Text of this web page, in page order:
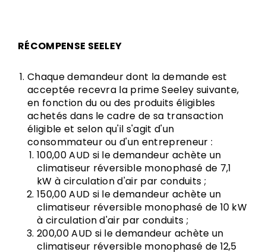
RÉCOMPENSE SEELEY
Chaque demandeur dont la demande est
acceptée recevra la prime Seeley suivante,
en fonction du ou des produits éligibles
achetés dans le cadre de sa transaction
éligible et selon qu'il s'agit d'un
consommateur ou d'un entrepreneur :
100,00 AUD si le demandeur achète un
climatiseur réversible monophasé de 7,1
kW à circulation d'air par conduits ;
150,00 AUD si le demandeur achète un
climatiseur réversible monophasé de 10 kW
à circulation d'air par conduits ;
200,00 AUD si le demandeur achète un
climatiseur réversible monophasé de 12,5